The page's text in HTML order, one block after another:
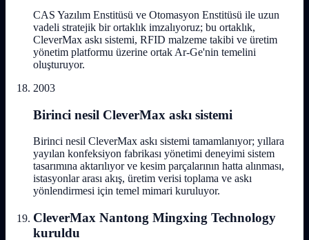
CAS Yazılım Enstitüsü ve Otomasyon Enstitüsü ile uzun
vadeli stratejik bir ortaklık imzalıyoruz; bu ortaklık,
CleverMax askı sistemi, RFID malzeme takibi ve üretim
yönetim platformu üzerine ortak Ar-Ge'nin temelini
oluşturuyor.
2003
Birinci nesil CleverMax askı sistemi
Birinci nesil CleverMax askı sistemi tamamlanıyor; yıllara
yayılan konfeksiyon fabrikası yönetimi deneyimi sistem
tasarımına aktarılıyor ve kesim parçalarının hatta alınması,
istasyonlar arası akış, üretim verisi toplama ve askı
yönlendirmesi için temel mimari kuruluyor.
CleverMax Nantong Mingxing Technology
kuruldu